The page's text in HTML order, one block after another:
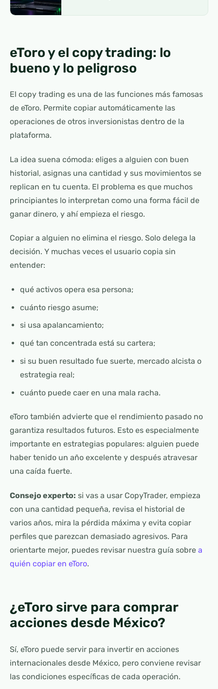
eToro y el copy trading: lo
bueno y lo peligroso
El copy trading es una de las funciones más famosas
de eToro. Permite copiar automáticamente las
operaciones de otros inversionistas dentro de la
plataforma.
La idea suena cómoda: eliges a alguien con buen
historial, asignas una cantidad y sus movimientos se
replican en tu cuenta. El problema es que muchos
principiantes lo interpretan como una forma fácil de
ganar dinero, y ahí empieza el riesgo.
Copiar a alguien no elimina el riesgo. Solo delega la
decisión. Y muchas veces el usuario copia sin
entender:
qué activos opera esa persona;
cuánto riesgo asume;
si usa apalancamiento;
qué tan concentrada está su cartera;
si su buen resultado fue suerte, mercado alcista o
estrategia real;
cuánto puede caer en una mala racha.
eToro también advierte que el rendimiento pasado no
garantiza resultados futuros. Esto es especialmente
importante en estrategias populares: alguien puede
haber tenido un año excelente y después atravesar
una caída fuerte.
Consejo experto: si vas a usar CopyTrader, empieza
con una cantidad pequeña, revisa el historial de
varios años, mira la pérdida máxima y evita copiar
perfiles que parezcan demasiado agresivos. Para
orientarte mejor, puedes revisar nuestra guía sobre a
quién copiar en eToro.
¿eToro sirve para comprar
acciones desde México?
Sí, eToro puede servir para invertir en acciones
internacionales desde México, pero conviene revisar
las condiciones específicas de cada operación.